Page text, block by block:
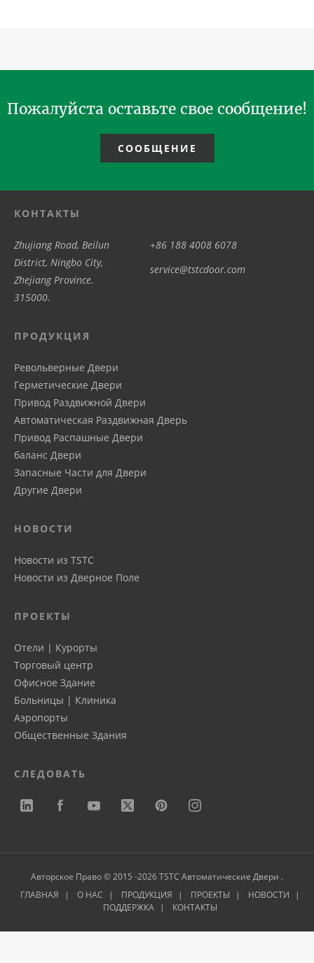
Пожалуйста оставьте свое сообщение!
СООБЩЕНИЕ
КОНТАКТЫ
Zhujiang Road, Beilun
District, Ningbo City,
Zhejiang Province.
315000.
+86 188 4008 6078
service@tstcdoor.com
ПРОДУКЦИЯ
Револьверные Двери
Герметические Двери
Привод Pаздвижной Двери
Автоматическая Pаздвижная Дверь
Привод Распашные Двери
баланс Двери
Запасные Части для Двери
Другие Двери
НОВОСТИ
Новости из TSTC
Новости из Дверное Поле
ПРОЕКТЫ
Отели | Курорты
Торговый центр
Офисное Здание
Больницы | Клиника
Аэропорты
Общественные Здания
СЛЕДОВАТЬ
Авторское Право © 2015 -2026 TSTC Автоматические Двери .
ГЛАВНАЯ
О НАС ПРОДУКЦИЯ ПРОЕКТЫ
НОВОСТИ
ПОДДЕРЖКА
КОНТАКТЫ